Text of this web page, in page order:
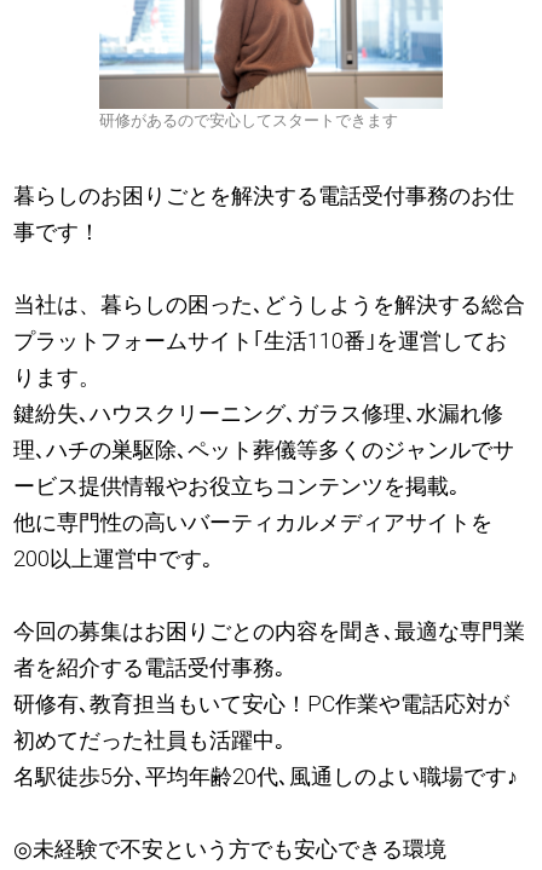
研修があるので安心してスタートできます
暮らしのお困りごとを解決する電話受付事務のお仕
事です！
当社は、暮らしの困った､どうしようを解決する総合
プラットフォームサイト｢生活110番｣を運営してお
ります。
鍵紛失､ハウスクリーニング､ガラス修理､水漏れ修
理､ハチの巣駆除､ペット葬儀等多くのジャンルでサ
ービス提供情報やお役立ちコンテンツを掲載｡
他に専門性の高いバーティカルメディアサイトを
200以上運営中です｡
今回の募集はお困りごとの内容を聞き､最適な専門業
者を紹介する電話受付事務｡
研修有､教育担当もいて安心！PC作業や電話応対が
初めてだった社員も活躍中｡
名駅徒歩5分､平均年齢20代､風通しのよい職場です♪
◎未経験で不安という方でも安心できる環境